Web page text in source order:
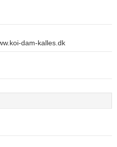
dam-kalles.dk